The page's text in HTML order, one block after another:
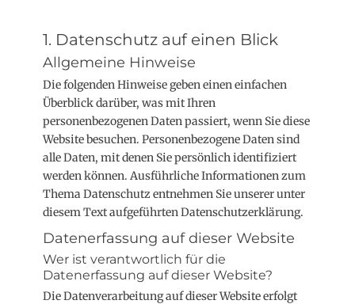
1. Datenschutz auf einen Blick
Allgemeine Hinweise
Die folgenden Hinweise geben einen einfachen
Überblick darüber, was mit Ihren
personenbezogenen Daten passiert, wenn Sie diese
Website besuchen. Personenbezogene Daten sind
alle Daten, mit denen Sie persönlich identifiziert
werden können. Ausführliche Informationen zum
Thema Datenschutz entnehmen Sie unserer unter
diesem Text aufgeführten Datenschutzerklärung.
Datenerfassung auf dieser Website
Wer ist verantwortlich für die
Datenerfassung auf dieser Website?
Die Datenverarbeitung auf dieser Website erfolgt